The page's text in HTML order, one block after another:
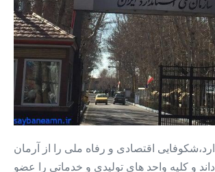
اقتصادی و رفاه ملی را از آرمان
و کلیه واحد های تولیدی و خدماتی را عضو